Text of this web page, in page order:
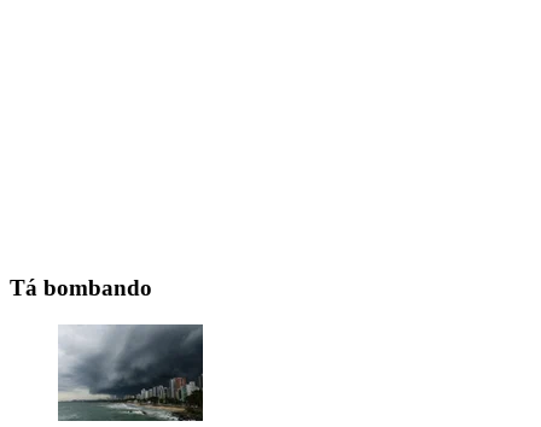
Tá bombando